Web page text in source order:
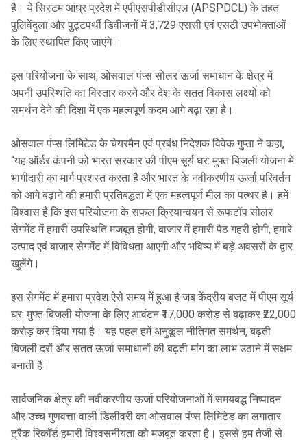
है। ये सिस्टम आंध्र प्रदेश में एपीएसपीडीसीएल (APSPDCL) के तहत
पुलिवेंदुला और पुट्टपर्थी डिवीजनों में 3,729 एससी एवं एसटी उपभोक्ताओं
के लिए स्थापित किए जाएंगे।
इस परियोजना के साथ, ओसवाल पंप्स सोलर ऊर्जा समाधान के क्षेत्र में
अपनी उपस्थिति का विस्तार करने और देश के सतत विकास लक्ष्यों को
समर्थन देने की दिशा में एक महत्वपूर्ण कदम आगे बढ़ा रहा है।
ओसवाल पंप्स लिमिटेड के चेयरमैन एवं प्रबंध निदेशक विवेक गुप्ता ने कहा,
“यह ऑर्डर कंपनी को भारत सरकार की पीएम सूर्य घर: मुफ्त बिजली योजना में
भागीदारी का मार्ग प्रशस्त करता है और भारत के नवीकरणीय ऊर्जा परिवर्तन
को आगे बढ़ाने की हमारी प्रतिबद्धता में एक महत्वपूर्ण मील का पत्थर है। हमें
विश्वास है कि इस परियोजना के सफल क्रियान्वयन से रूफटॉप सोलर
सेगमेंट में हमारी उपस्थिति मजबूत होगी, बाजार में हमारी पैठ गहरी होगी, हमारे
उत्पाद एवं बाजार सेगमेंट में विविधता आएगी और भविष्य में बड़े अवसरों के द्वार
खुलेंगे।
इस सेगमेंट में हमारा प्रवेश ऐसे समय में हुआ है जब केंद्रीय बजट में पीएम सूर्य
घर: मुफ्त बिजली योजना के लिए आवंटन ₹17,000 करोड़ से बढ़ाकर ₹22,000
करोड़ कर दिया गया है। यह पहल हमें अनुकूल नीतिगत समर्थन, बढ़ती
बिजली दरों और सतत ऊर्जा समाधानों की बढ़ती मांग का लाभ उठाने में सक्षम
बनाती है।
सार्वजनिक क्षेत्र की नवीकरणीय ऊर्जा परियोजनाओं में समयबद्ध निष्पादन
और उच्च गुणवत्ता वाली डिलीवरी का ओसवाल पंप्स लिमिटेड का लगातार
ट्रैक रिकॉर्ड हमारी विश्वसनीयता को मजबूत करता है। इससे हम तेजी से